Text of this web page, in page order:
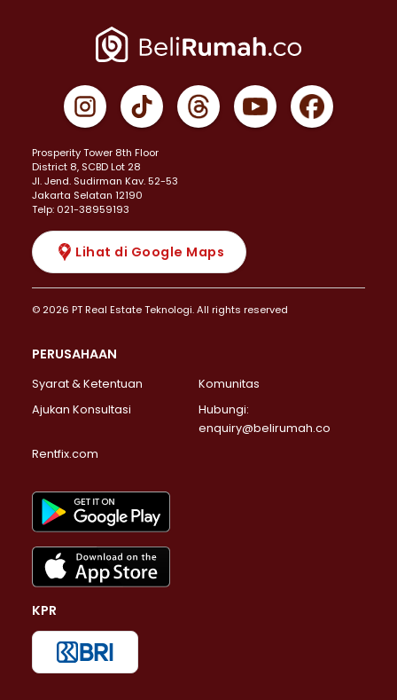
Prosperity Tower 8th Floor
District 8, SCBD Lot 28
JI. Jend. Sudirman Kav. 52-53
Jakarta Selatan 12190
Telp: 021-38959193
Lihat di Google Maps
© 2026 PT Real Estate Teknologi. All rights reserved
PERUSAHAAN
Syarat & Ketentuan
Komunitas
Ajukan Konsultasi
Hubungi:
enquiry@belirumah.co
Rentfix.com
KPR